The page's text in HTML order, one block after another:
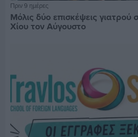
Πριν 9 ημέρες
Μόλις δύο επισκέψεις γιατρού
Χίου τον Αύγουστο